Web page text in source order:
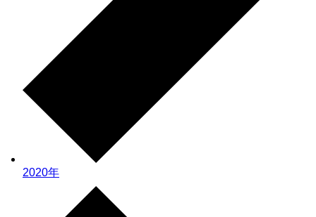
2020年